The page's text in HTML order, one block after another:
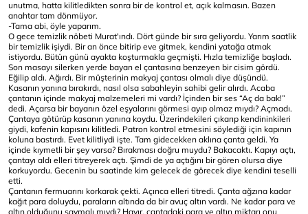
unutma, hatta kilitledikten sonra bir de kontrol et, açık kalmasın. Bazen
anahtar tam dönmüyor.
-Tama abi, öyle yaparım.
O gece temizlik nöbeti Murat'ındı. Dört günde bir sıra geliyordu. Yarım saatlik
bir temizlik işiydi. Bir an önce bitirip eve gitmek, kendini yatağa atmak
istiyordu. Bütün günü ayakta koşturmakla geçmişti. Hızla temizliğe başladı.
Son masayı silerken yerde bayan el çantasına benzeyen bir cisim gördü.
Eğilip aldı. Ağırdı. Bir müşterinin makyaj çantası olmalı diye düşündü.
Kasanın yanına bırakırdı, nasıl olsa sabahleyin sahibi gelir alırdı. Acaba
çantanın içinde makyaj malzemeleri mi vardı? İçinden bir ses “Aç da bak!”
dedi. Açarsa bir bayanın özel eşyalarını görmesi ayıp olmaz mıydı? Açmadı.
Çantaya götürüp kasanın yanına koydu. Üzerindekileri çıkarıp kendininkileri
giydi, kafenin kapısını kilitledi. Patron kontrol etmesini söylediği için kapının
koluna bastırdı. Evet kilitliydi işte. Tam gidecekken aklına çanta geldi. Ya
içinde kıymetli bir şey varsa? Bırakması doğru muydu? Bakacaktı. Kapıyı açtı,
çantayı aldı elleri titreyerek açtı. Şimdi de ya açtığını bir gören olursa diye
korkuyordu. Gecenin bu saatinde kim gelecek de görecek diye kendini teselli
etti.
Çantanın fermuarını korkarak çekti. Açınca elleri titredi. Çanta ağzına kadar
kağıt para doluydu, paraların altında da bir avuç altın vardı. Ne kadar para ve
altın olduğunu saymalı mıydı? Hayır, çantadaki para ve altın miktarı onu